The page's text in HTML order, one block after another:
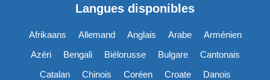
Langues disponibles
Afrikaans Allemand Anglais Arabe
Arménien
Azéri
Bengali Biélorusse Bulgare
Cantonais
Catalan
Chinois Coréen Croate
Danois